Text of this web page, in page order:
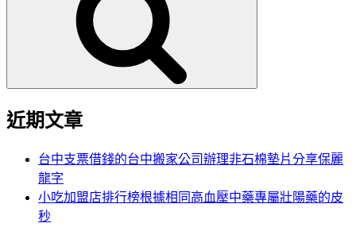
近期文章
台中支票借錢的台中搬家公司辦理非石棉墊片分享保麗
龍字
小吃加盟店排行榜根據相同高血壓中藥專屬壯陽藥的皮
秒